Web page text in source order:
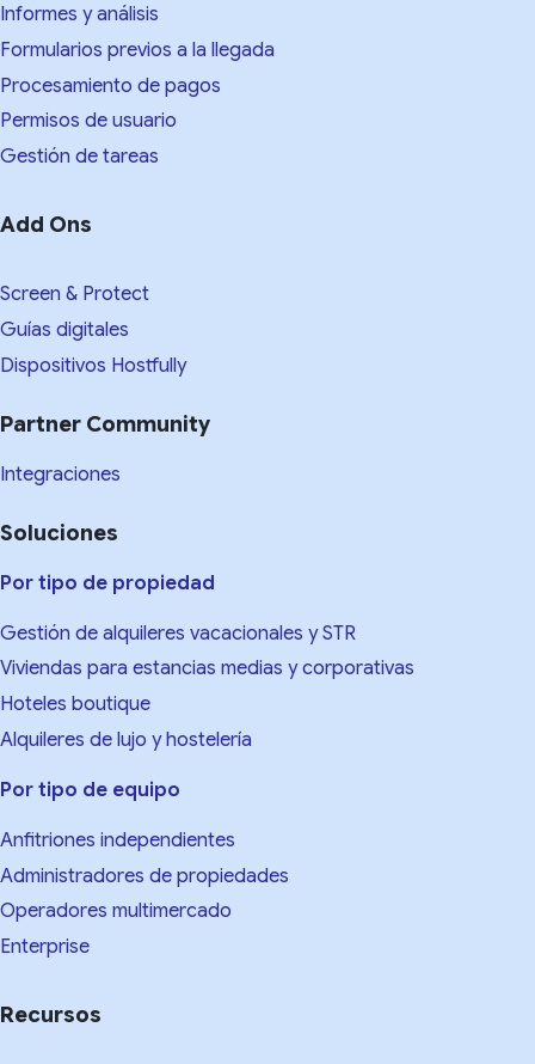
Informes y análisis
Formularios previos a la llegada
Procesamiento de pagos
Permisos de usuario
Gestión de tareas
Add Ons
Screen & Protect
Guías digitales
Dispositivos Hostfully
Partner Community
Integraciones
Soluciones
Por tipo de propiedad
Gestión de alquileres vacacionales y STR
Viviendas para estancias medias y corporativas
Hoteles boutique
Alquileres de lujo y hostelería
Por tipo de equipo
Anfitriones independientes
Administradores de propiedades
Operadores multimercado
Enterprise
Recursos